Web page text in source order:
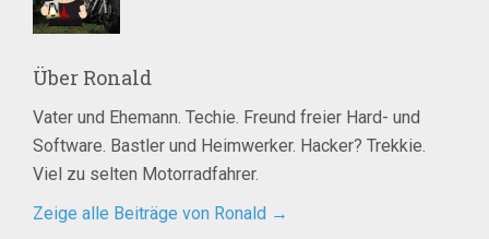
Über Ronald
Vater und Ehemann. Techie. Freund freier Hard- und
Software. Bastler und Heimwerker. Hacker? Trekkie.
Viel zu selten Motorradfahrer.
Zeige alle Beiträge von Ronald →